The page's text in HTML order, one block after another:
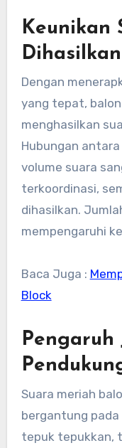
Keunikan
Dihasilkan
Dengan
yang tepat,
menghasilkan
Hubungan
volume suara
terkoordinasi,
dihasilkan.
mempengaruhi
Baca Juga :
Block
Pengaruh
Suara meriah
bergantung
tepuk tepukkan,